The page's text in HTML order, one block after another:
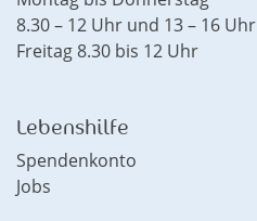
8.30 – 12 Uhr und 13 – 16 Uhr
Freitag 8.30 bis 12 Uhr
Lebenshilfe
Spendenkonto
Jobs